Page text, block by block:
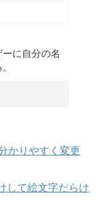
に自分の名
かりやすく変更
して絵文字だらけ